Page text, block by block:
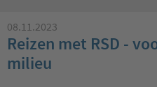
08.11.2023
Reizen met RSD -
milieu